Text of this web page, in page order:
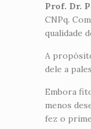
Prof. Dr.
CNPq.
qualidade
A
dele a
Embora
menos
fez o